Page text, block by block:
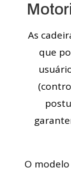
As
que
O